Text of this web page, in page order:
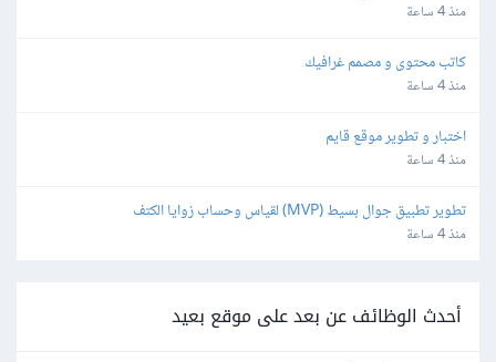
منذ 4 ساعة
كاتب محتوى و مصمم غرافيك
منذ 4 ساعة
اختبار و تطوير موقع قايم
منذ 4 ساعة
تطوير تطبيق جوال بسيط (MVP) لقياس وحساب زوايا الكتف
منذ 4 ساعة
أحدث الوظائف عن بعد على موقع بعيد